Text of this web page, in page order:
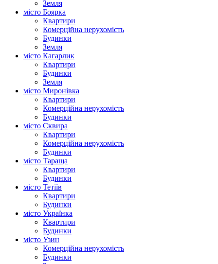
Земля
місто Боярка
Квартири
Комерційна нерухомість
Будинки
Земля
місто Кагарлик
Квартири
Будинки
Земля
місто Миронівка
Квартири
Комерційна нерухомість
Будинки
місто Сквира
Квартири
Комерційна нерухомість
Будинки
місто Тараща
Квартири
Будинки
місто Тетіїв
Квартири
Будинки
місто Українка
Квартири
Будинки
місто Узин
Комерційна нерухомість
Будинки